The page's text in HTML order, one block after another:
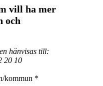
vill ha mer
och
hänvisas till:
20 10
kommun *